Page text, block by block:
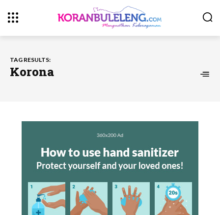
TAG RESULTS:
Korona